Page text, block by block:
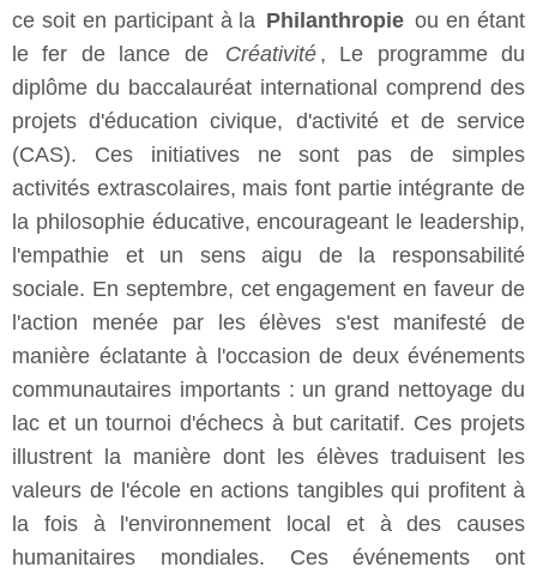
ce soit en participant à la Philanthropie ou en étant
le fer de lance de
Créativité , Le programme du
diplôme du baccalauréat international comprend des
projets d'éducation civique, d'activité et de service
(CAS). Ces initiatives ne sont pas de simples
activités extrascolaires, mais font partie intégrante de
la philosophie éducative, encourageant le leadership,
l'empathie et un sens aigu de la responsabilité
sociale. En septembre, cet engagement en faveur de
l'action menée par les élèves s'est manifesté de
manière éclatante à l'occasion de deux événements
communautaires importants : un grand nettoyage du
lac et un tournoi d'échecs à but caritatif. Ces projets
illustrent la manière dont les élèves traduisent les
valeurs de l'école en actions tangibles qui profitent à
la fois à l'environnement local et à des causes
humanitaires mondiales. Ces événements ont